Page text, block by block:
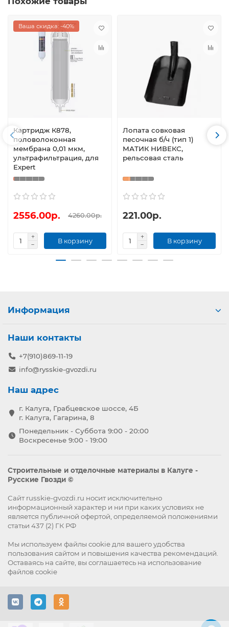
Ваша скидка: -40%
Картридж К878,
половолоконная
мембрана 0,01 мкм,
ультрафильтрация, для
Expert
2556.00р. 4260.00р.
В корзину
Лопата совковая
песочная б/ч (тип 1)
МАТИК НИВЕКС,
рельсовая сталь
221.00р.
В корзину
Информация
Наши контакты
+7(910)869-11-19
info@rysskie-gvozdi.ru
Наш адрес
г. Калуга, Грабцевское шоссе, 4Б
г. Калуга, Гагарина, 8
Понедельник - Суббота 9:00 - 20:00
Воскресенье 9:00 - 19:00
Строительные и отделочные материалы в Калуге -
Русские Гвозди ©
Сайт russkie-gvozdi.ru носит исключительно
информационный характер и ни при каких условиях не
является публичной офертой, определяемой положениями
статьи 437 (2) ГК РФ
Мы используем файлы cookie для вашего удобства
пользования сайтом и повышения качества рекомендаций.
Оставаясь на сайте, вы соглашаетесь на использование
файлов cookie